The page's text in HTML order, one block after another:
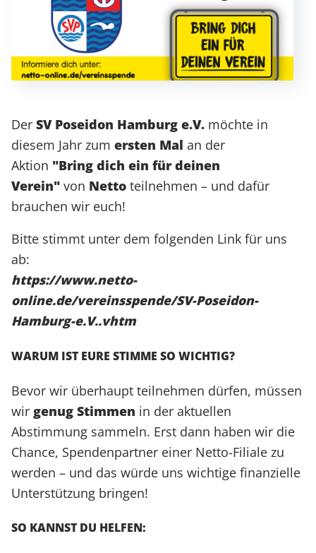
Der SV Poseidon Hamburg e.V.möchte in
diesem Jahr zum ersten Mal an der
Aktion "Bring dich ein für deinen
Verein"von Nettoteilnehmen – und dafür
brauchen wir euch!
Bitte stimmt unter dem folgenden Link für uns
ab:
https://www.netto-
online.de/vereinsspende/SV-Poseidon-
Hamburg-e.V..vhtm
WARUM IST EURE STIMME SO WICHTIG?
Bevor wir überhaupt teilnehmen dürfen, müssen
wir genug Stimmen in der aktuellen
Abstimmung sammeln. Erst dann haben wir die
Chance, Spendenpartner einer Netto-Filiale zu
werden – und das würde uns wichtige finanzielle
Unterstützung bringen!
SO KANNST DU HELFEN: